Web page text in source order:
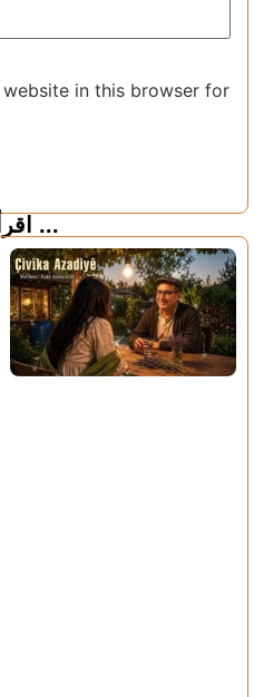
website in this browser for
اقرأ أيضاً ...